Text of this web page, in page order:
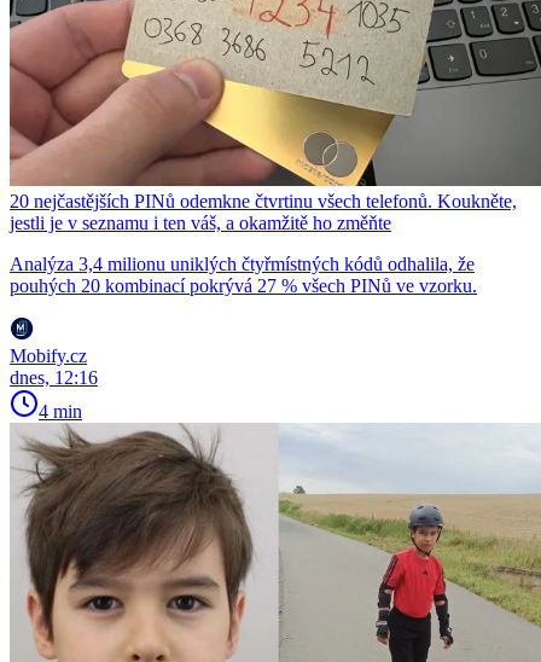
20 nejčastějších PINů odemkne čtvrtinu všech telefonů. Koukněte,
jestli je v seznamu i ten váš, a okamžitě ho změňte
Analýza 3,4 milionu uniklých čtyřmístných kódů odhalila, že
pouhých 20 kombinací pokrývá 27 % všech PINů ve vzorku.
Mobify.cz
dnes, 12:16
4 min